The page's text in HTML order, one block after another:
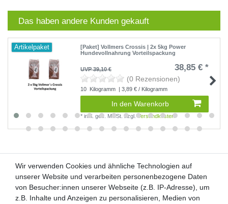
Das haben andere Kunden gekauft
Artikelpaket
[Paket] Vollmers Crossis | 2x 5kg Power
Hundevollnahrung Vorteilspackung
UVP 39,10 € 38,85 € *
(0 Rezensionen)
10 Kilogramm | 3,89 € / Kilogramm
In den Warenkorb
*inkl. ges. MwSt. zzgl. Versandkosten
Kunden-Anfragen: info@zooheld.de
Wir verwenden Cookies und ähnliche Technologien auf
unserer Website und verarbeiten personenbezogene Daten
von Besucher:innen unserer Webseite (z.B. IP-Adresse), um
z.B. Inhalte und Anzeigen zu personalisieren, Medien von
Wir verwenden Cookies und ähnliche Technologien auf
unserer Website und verarbeiten personenbezogene Daten
von Besucher:innen unserer Webseite (z.B. IP-Adresse), um
z.B. Inhalte und Anzeigen zu personalisieren, Medien von